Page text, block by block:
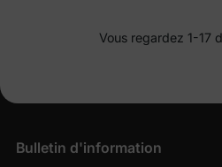
Vous regardez 1-17
Bulletin d'information